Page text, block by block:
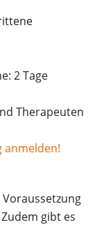
2 Tage
Therapeuten
gibt es